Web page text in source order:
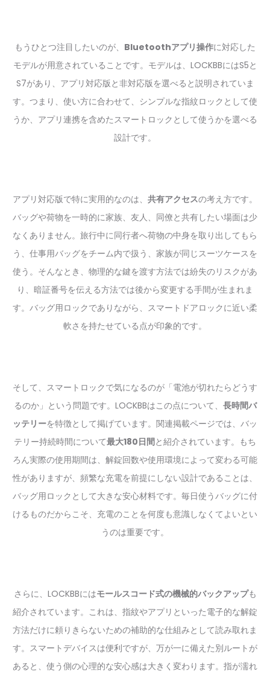
もうひとつ注目したいのが、 Bluetoothアプリ操作に対応した
モデルが用意されていることです。モデルは、LOCKBBにはS5と
S7があり、アプリ対応版と非対応版を選べると説明されていま
す。つまり、使い方に合わせて、シンプルな指紋ロックとして使
うか、アプリ連携を含めたスマートロックとして使うかを選べる
設計です。
アプリ対応版で特に実用的なのは、 共有アクセスの考え方です。
バッグや荷物を一時的に家族、友人、同僚と共有したい場面は少
なくありません。旅行中に同行者へ荷物の中身を取り出してもら
う、仕事用バッグをチーム内で扱う、家族が同じスーツケースを
使う。そんなとき、物理的な鍵を渡す方法では紛失のリスクがあ
り、暗証番号を伝える方法では後から変更する手間が生まれま
す。バッグ用ロックでありながら、スマートドアロックに近い柔
軟さを持たせている点が印象的です。
そして、スマートロックで気になるのが「電池が切れたらどうす
るのか」という問題です。LOCKBBはこの点について、 長時間バ
ッテリーを特徴として掲げています。関連掲載ページでは、バッ
テリー持続時間について最大180日間と紹介されています。もち
ろん実際の使用期間は、解錠回数や使用環境によって変わる可能
性がありますが、頻繁な充電を前提にしない設計であることは、
バッグ用ロックとして大きな安心材料です。毎日使うバッグに付
けるものだからこそ、充電のことを何度も意識しなくてよいとい
うのは重要です。
さらに、LOCKBBにはモールスコード式の機械的バックアップも
紹介されています。これは、指紋やアプリといった電子的な解錠
方法だけに頼りきらないための補助的な仕組みとして読み取れま
す。スマートデバイスは便利ですが、万が一に備えた別ルートが
あると、使う側の心理的な安心感は大きく変わります。指が濡れ